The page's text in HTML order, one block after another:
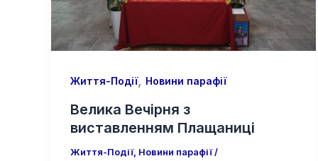
Життя-Події, Новини парафії
Велика Вечірня з
виставленням Плащаниці
Життя-Події, Новини парафії/